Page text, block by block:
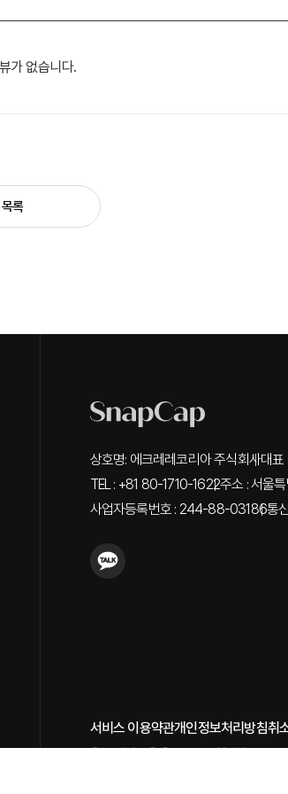
가 없습니다.
목록
상호명: 에크레레코리아 주식회사대표
TEL : +81 80-1710-1622주소 : 서울
사업자등록번호 : 244-88-03186통
서비스 이용약관개인정보처리방침취
Copyright © Snapcap. All rights